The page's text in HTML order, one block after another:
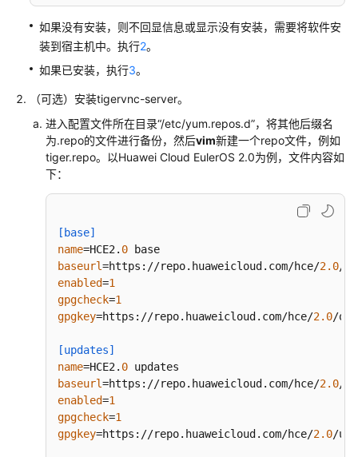
费
说
明
快
速
门
如果没有安装，则不回显信息或显示没有安装，需要将软件安
装到宿主机中。执行2。
如果已安装，执行3。
（可选）安装tigervnc-server。
进入配置文件所在目录“/etc/yum.repos.d”，将其他后缀名
为.repo的文件进行备份，然后vim新建一个repo文件，例如
tiger.repo。以Huawei Cloud EulerOS 2.0为例，文件内容如
下：
[base]
name=HCE2. 0
baseurl=https://repo.huaweicloud.com/hce/2.0/
enabled=1
gpgcheck=1
gpgkey=https://repo.huaweicloud.com/hce/2.0/os/
[updates]
name=HCE2. 0
baseurl=https://repo.huaweicloud.com/hce/2.0/
enabled=1
gpgcheck=1
gpgkey=https://repo.huaweicloud.com/hce/2.0/